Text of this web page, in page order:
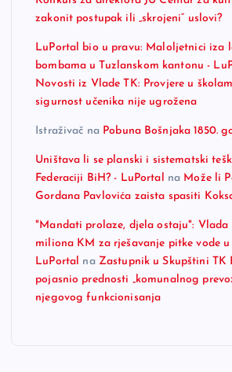
zakonit postupak ili „skrojeni“ uslovi?
LuPortal bio u pravu: Maloljetnici iza
bombama u Tuzlanskom kantonu -
Novosti iz Vlade TK: Provjere u
sigurnost učenika nije ugrožena
Istraživač na Pobuna Bošnjaka 1850.
Uništava li se planski i sistematski
Federaciji BiH? - LuPortal
na Može li
Gordana Pavlovića zaista spasiti
"Mandati prolaze, djela ostaju": Vlada
miliona KM za rješavanje pitke vode u
LuPortal na Zastupnik u Skupštini TK
pojasnio prednosti „komunalnog
njegovog funkcionisanja